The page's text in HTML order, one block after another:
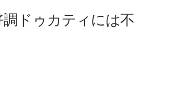
ドゥカティには不